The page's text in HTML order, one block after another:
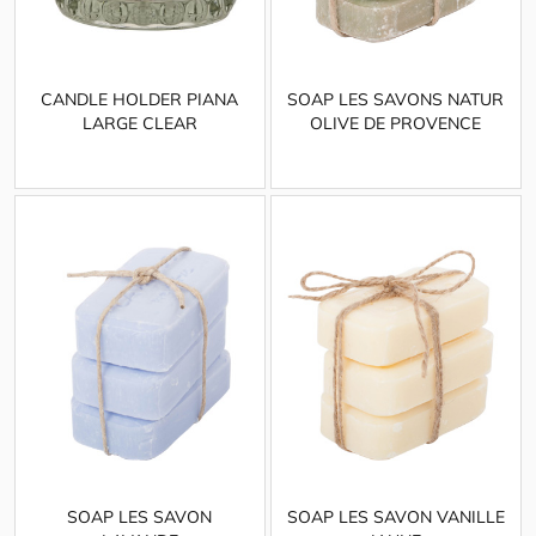
CANDLE HOLDER PIANA
LARGE CLEAR
SOAP LES SAVONS NATUR
OLIVE DE PROVENCE
SOAP LES SAVON
SOAP LES SAVON VANILLE